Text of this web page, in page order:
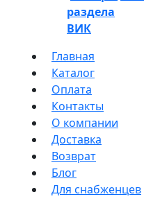
раздела
ВИК
Главная
Каталог
Оплата
Контакты
О компании
Доставка
Возврат
Блог
Для снабженцев